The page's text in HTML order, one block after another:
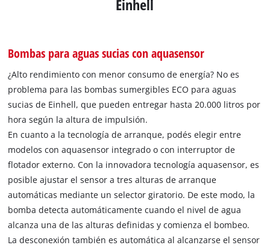
Einhell
Bombas para aguas sucias con aquasensor
¿Alto rendimiento con menor consumo de energía? No es
problema para las bombas sumergibles ECO para aguas
sucias de Einhell, que pueden entregar hasta 20.000 litros por
hora según la altura de impulsión.
En cuanto a la tecnología de arranque, podés elegir entre
modelos con aquasensor integrado o con interruptor de
flotador externo. Con la innovadora tecnología aquasensor, es
posible ajustar el sensor a tres alturas de arranque
automáticas mediante un selector giratorio. De este modo, la
bomba detecta automáticamente cuando el nivel de agua
alcanza una de las alturas definidas y comienza el bombeo.
La desconexión también es automática al alcanzarse el sensor